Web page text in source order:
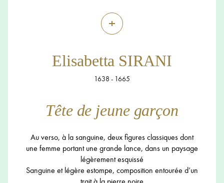
+
Elisabetta SIRANI
1638 - 1665
Tête de jeune garçon
Au verso, à la sanguine, deux figures classiques dont
une femme portant une grande lance, dans un paysage
légèrement esquissé
Sanguine et légère estompe, composition entourée d’un